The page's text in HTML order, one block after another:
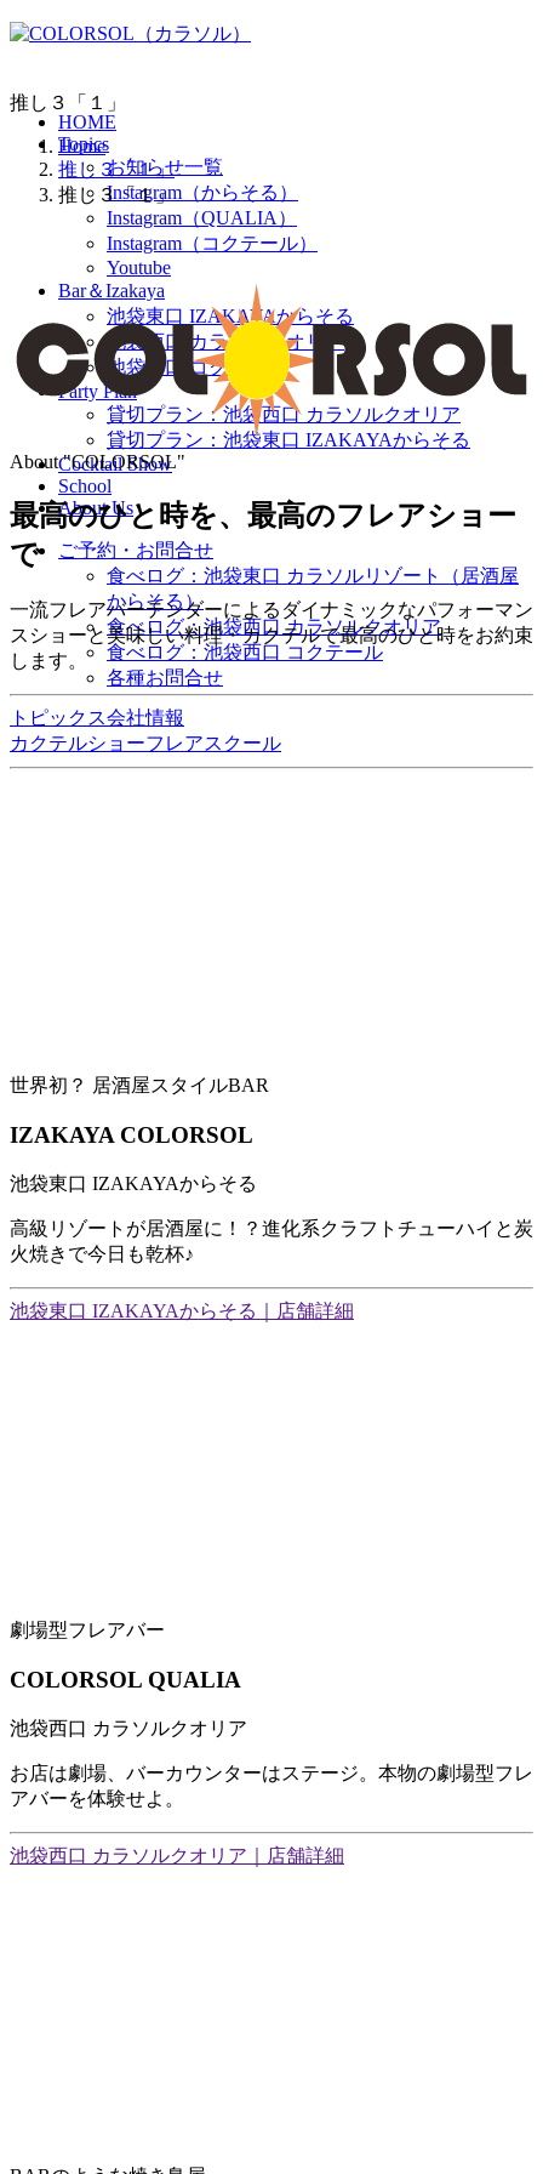
HOME
Topics
お知らせ一覧
Instagram（からそる）
Instagram（QUALIA）
Instagram（コクテール）
Youtube
Bar＆Izakaya
池袋東口 IZAKAYAからそる
池袋西口 カラソルクオリア
池袋西口 コクテール
Party Plan
貸切プラン：池袋西口 カラソルクオリア
貸切プラン：池袋東口 IZAKAYAからそる
Cocktail Show
School
About Us
ご予約・お問合せ
食べログ：池袋東口 カラソルリゾート（居酒屋
からそる）
食べログ：池袋西口 カラソルクオリア
食べログ：池袋西口 コクテール
各種お問合せ
推し３「１」
Home
推し３「１」
推し３「１」
About "COLORSOL"
最高のひと時を、 最高のフレアショー
で
一流フレアバーテンダーによるダイナミックなパフォーマン
スショーと美味しい料理・カクテルで最高のひと時をお約束
します。
トピックス会社情報
カクテルショーフレアスクール
世界初？ 居酒屋スタイルBAR
IZAKAYA COLORSOL
池袋東口 IZAKAYAからそる
高級リゾートが居酒屋に！？進化系クラフトチューハイと炭
火焼きで今日も乾杯♪
池袋東口 IZAKAYAからそる｜店舗詳細
劇場型フレアバー
COLORSOL QUALIA
池袋西口 カラソルクオリア
お店は劇場、バーカウンターはステージ。本物の劇場型フレ
アバーを体験せよ。
池袋西口 カラソルクオリア｜店舗詳細